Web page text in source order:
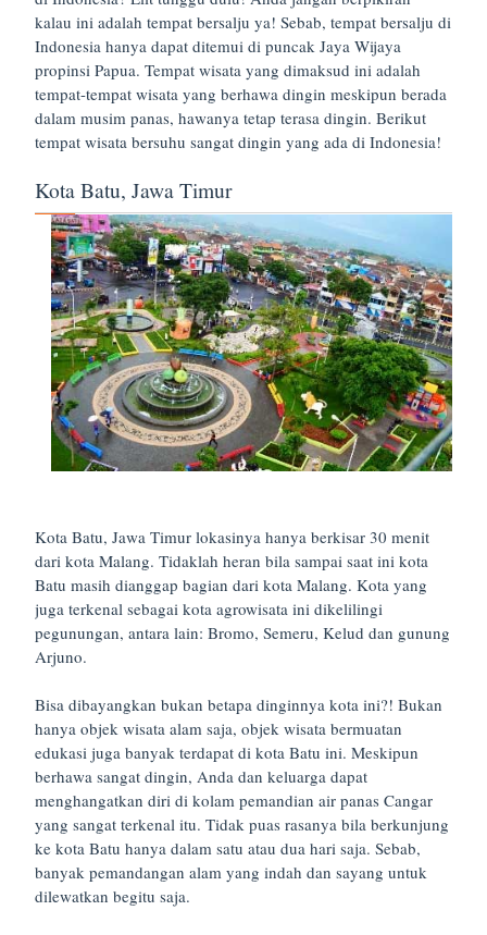
kalau ini adalah tempat bersalju ya! Sebab, tempat bersalju di
Indonesia hanya dapat ditemui di puncak Jaya Wijaya
propinsi Papua. Tempat wisata yang dimaksud ini adalah
tempat-tempat wisata yang berhawa dingin meskipun berada
dalam musim panas, hawanya tetap terasa dingin. Berikut
tempat wisata bersuhu sangat dingin yang ada di Indonesia!
Kota Batu, Jawa Timur
Kota Batu, Jawa Timur lokasinya hanya berkisar 30 menit
dari kota Malang. Tidaklah heran bila sampai saat ini kota
Batu masih dianggap bagian dari kota Malang. Kota yang
juga terkenal sebagai kota agrowisata ini dikelilingi
pegunungan, antara lain: Bromo, Semeru, Kelud dan gunung
Arjuno.
Bisa dibayangkan bukan betapa dinginnya kota ini?! Bukan
hanya objek wisata alam saja, objek wisata bermuatan
edukasi juga banyak terdapat di kota Batu ini. Meskipun
berhawa sangat dingin, Anda dan keluarga dapat
menghangatkan diri di kolam pemandian air panas Cangar
yang sangat terkenal itu. Tidak puas rasanya bila berkunjung
ke kota Batu hanya dalam satu atau dua hari saja. Sebab,
banyak pemandangan alam yang indah dan sayang untuk
dilewatkan begitu saja.